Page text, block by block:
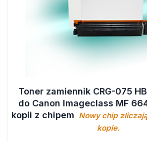
Toner zamiennik CRG-075
do Canon Imageclass MF
kopii z chipem Nowy chip
kopie.